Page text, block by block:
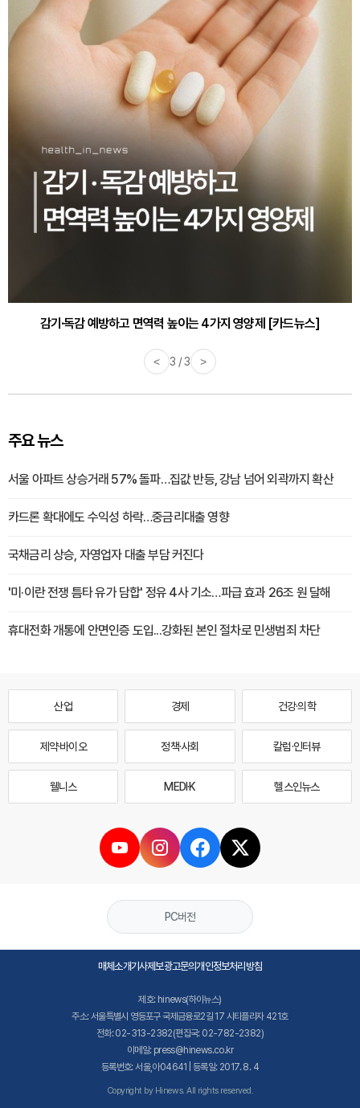
감기·독감 예방하고 면역력 높이는 4가지 영양제 [카드뉴스]
< 3 / 3 >
주요 뉴스
서울 아파트 상승거래 57% 돌파…집값 반등, 강남 넘어 외곽까지 확산
카드론 확대에도 수익성 하락…중금리대출 영향
국채금리 상승, 자영업자 대출 부담 커진다
'미·이란 전쟁 틈타 유가 담합' 정유 4사 기소…파급 효과 26조 원 달해
휴대전화 개통에 안면인증 도입...강화된 본인 절차로 민생범죄 차단
산업 경제 건강·의학
제약·바이오 정책·사회 칼럼·인터뷰
웰니스 MEDI·K 헬스인뉴스
PC버전
매체소개기사제보광고문의개인정보처리방침
제호: hinews(하이뉴스)
주소: 서울특별시 영등포구 국제금융로2길 17 시티플라자 421호
전화: 02-313-2382(편집국: 02-782-2382)
이메일: press@hinews.co.kr
등록번호: 서울,아04641 | 등록일: 2017. 8. 4
Copyright by Hinews. All rights reserved.